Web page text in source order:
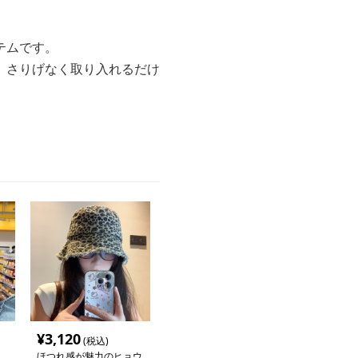
です。
りげなく取り入れるだけ
¥3,120(税込)